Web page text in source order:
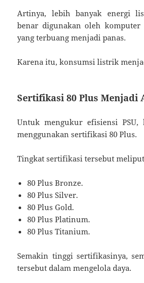
Artinya, lebih banyak energi
benar digunakan oleh
yang terbuang menjadi panas.
Karena itu, konsumsi listrik
Sertifikasi 80 Plus Menjadi
Untuk mengukur efisiensi PSU,
menggunakan sertifikasi 80 Plus.
Tingkat sertifikasi tersebut
80 Plus Bronze.
80 Plus Silver.
80 Plus Gold.
80 Plus Platinum.
80 Plus Titanium.
Semakin tinggi sertifikasinya,
tersebut dalam mengelola daya.